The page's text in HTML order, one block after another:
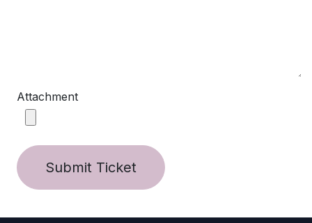
Attachment
Submit Ticket